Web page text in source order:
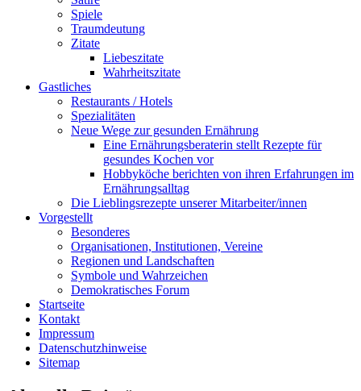
Spiele
Traumdeutung
Zitate
Liebeszitate
Wahrheitszitate
Gastliches
Restaurants / Hotels
Spezialitäten
Neue Wege zur gesunden Ernährung
Eine Ernährungsberaterin stellt Rezepte für
gesundes Kochen vor
Hobbyköche berichten von ihren Erfahrungen im
Ernährungsalltag
Die Lieblingsrezepte unserer Mitarbeiter/innen
Vorgestellt
Besonderes
Organisationen, Institutionen, Vereine
Regionen und Landschaften
Symbole und Wahrzeichen
Demokratisches Forum
Startseite
Kontakt
Impressum
Datenschutzhinweise
Sitemap